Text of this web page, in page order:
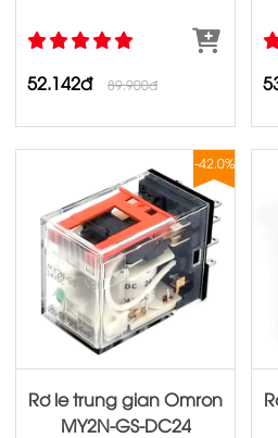
52.142đ 89.900đ
-42.0%
Rơ le trung gian Omron
MY2N‐GS‐DC24